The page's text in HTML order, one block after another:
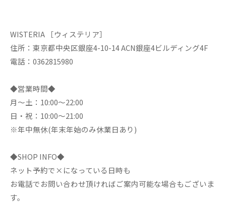
WISTERIA ［ウィステリア］
住所：東京都中央区銀座4-10-14 ACN銀座4ビルディング4F
電話：0362815980
◆営業時間◆
月～土：10:00～22:00
日・祝：10:00～21:00
※年中無休(年末年始のみ休業日あり)
◆SHOP INFO◆
ネット予約で×になっている日時も
お電話でお問い合わせ頂ければご案内可能な場合もございま
す。